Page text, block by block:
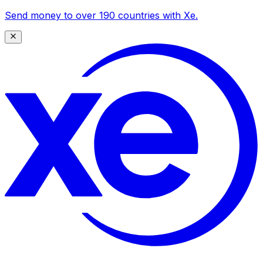
Send money to over 190 countries with Xe.